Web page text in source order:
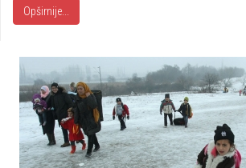
Opširnije...